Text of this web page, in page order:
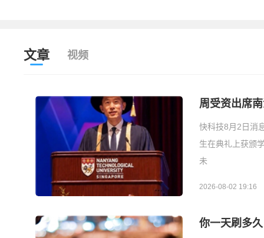
文章 视频
周受资出席
快科技8月2日消
生在典礼上获颁
未
2026-08-02 19:16
你一天刷多